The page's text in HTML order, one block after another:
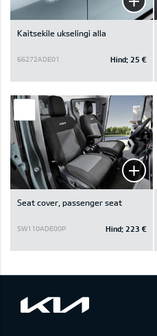
Kaitsekile ukselingi alla
66272ADE01 Hind: 25 €
Seat cover, passenger seat
SW110ADE00P Hind: 223 €